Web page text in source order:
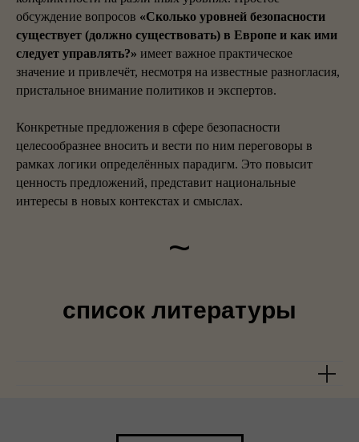
обсуждение вопросов «Сколько уровней безопасности
существует (должно существовать) в Европе и как ими
следует управлять?» имеет важное практическое
значение и привлечёт, несмотря на известные разногласия,
пристальное внимание политиков и экспертов.
Конкретные предложения в сфере безопасности
целесообразнее вносить и вести по ним переговоры в
рамках логики определённых парадигм. Это повысит
ценность предложений, представит национальные
интересы в новых контекстах и смыслах.
~
cписок литературы